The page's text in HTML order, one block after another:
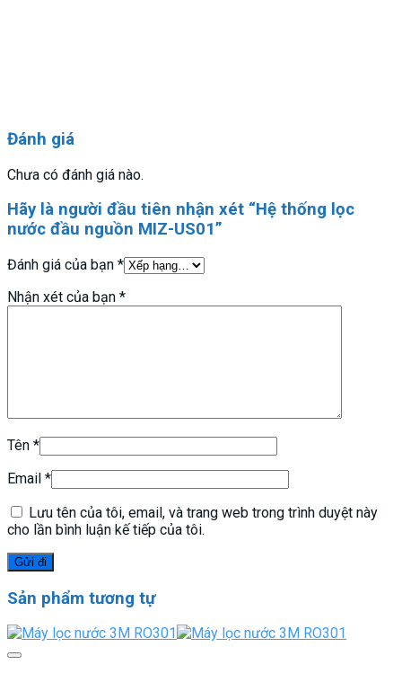
Đánh giá
Chưa có đánh giá nào.
Hãy là người đầu tiên nhận xét “Hệ thống lọc
nước đầu nguồn MIZ-US01”
Đánh giá của bạn *
Nhận xét của bạn *
Tên *
Email *
Lưu tên của tôi, email, và trang web trong trình duyệt này
cho lần bình luận kế tiếp của tôi.
Sản phẩm tương tự